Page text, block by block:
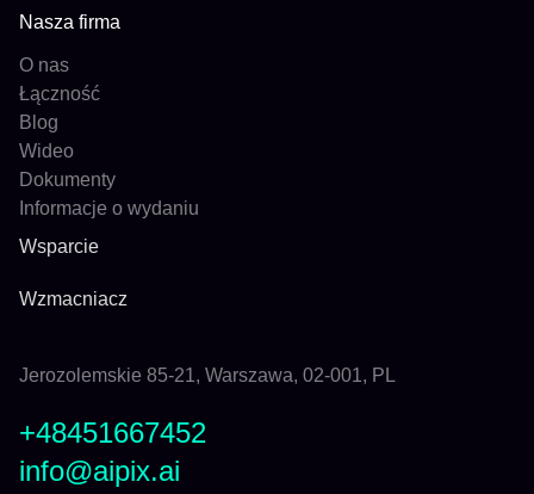
Nasza firma
O nas
Łączność
Blog
Wideo
Dokumenty
Informacje o wydaniu
Wsparcie
Wzmacniacz
Jerozolemskie 85-21, Warszawa, 02-001, PL
+48451667452
info@aipix.ai